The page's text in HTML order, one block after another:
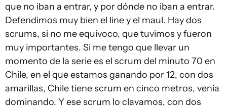
que no iban a entrar, y por dónde no iban a entrar.
Defendimos muy bien el line y el maul. Hay dos
scrums, si no me equivoco, que tuvimos y fueron
muy importantes. Si me tengo que llevar un
momento de la serie es el scrum del minuto 70 en
Chile, en el que estamos ganando por 12, con dos
amarillas, Chile tiene scrum en cinco metros, venía
dominando. Y ese scrum lo clavamos, con dos